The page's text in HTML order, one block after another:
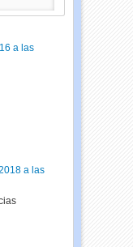
a las
a las